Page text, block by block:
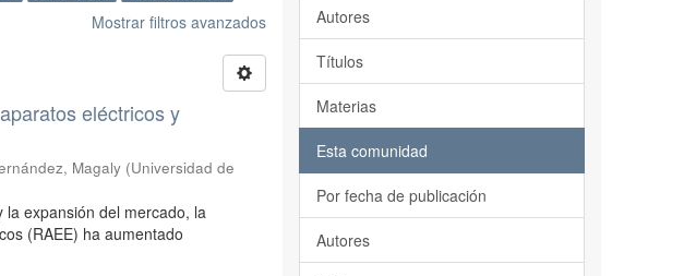
Mostrar filtros avanzados
eléctricos y
Magaly (Universidad de
la expansión del mercado, la
(RAEE) ha aumentado
Autores
Títulos
Materias
Esta comunidad
Por fecha de publicación
Autores